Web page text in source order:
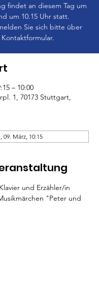
findet an diesem Tag um
um 10.15 Uhr statt.
Sie sich bitte über
Kontaktformular.
– 10:00
1, 70173 Stuttgart,
09. März, 10:15
und Erzähler/in
"Peter und